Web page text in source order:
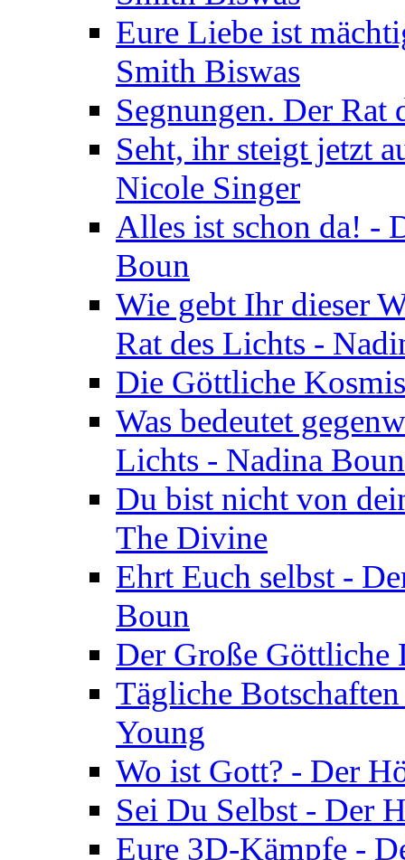
Eure Liebe ist
Smith Biswas
Segnungen. Der
Seht, ihr steigt jetzt
Nicole Singer
Alles ist schon da! -
Boun
Wie gebt Ihr dieser
Rat des Lichts -
Die Göttliche
Was bedeutet
Lichts - Nadina Boun
Du bist nicht von
The Divine
Ehrt Euch selbst -
Boun
Der Große
Tägliche
Young
Wo ist Gott? - Der
Sei Du Selbst - Der
Eure 3D-Kämpfe -